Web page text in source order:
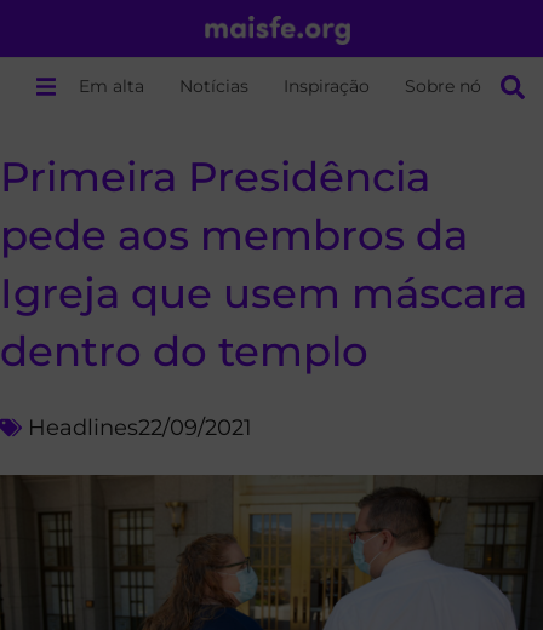
Em alta Notícias Inspiração Sobre nós
Primeira Presidência
pede aos membros da
Igreja que usem máscara
dentro do templo
Headlines22/09/2021